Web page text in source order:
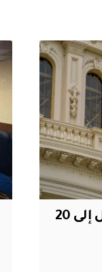
أميركا تقر سندات تأشيرات تصل إلى 20